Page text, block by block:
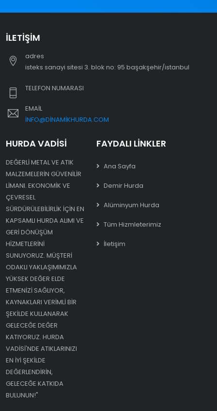
İLETIŞIM
adres
i̇steks sanayi sitesi 3. blok no: 95 başakşehir/i̇stanbul
TELEFON NUMARASI
EMAIL
INFO@DINAMIKHURDA.COM
HURDA VADISI
DEĞERLI METAL VE ATIK
MALZEMELERIN GÜVENILIR
LIMANI. EKONOMIK VE
ÇEVRESEL
SÜRDÜRÜLEBILIRLIK IÇIN EN
KAPSAMLI HURDA ALIMI VE
GERI DÖNÜŞÜM
HIZMETLERINI
SUNUYORUZ. MÜŞTERI
ODAKLI YAKLAŞIMIMIZLA
YÜKSEK DEĞER ELDE
ETMENIZI SAĞLIYOR,
KAYNAKLARI VERIMLI BIR
ŞEKILDE KULLANARAK
GELECEĞE DEĞER
KATIYORUZ. HURDA
VADISI'NDE ATIKLARINIZI
EN IYI ŞEKILDE
DEĞERLENDIRIN,
GELECEĞE KATKIDA
BULUNUN!"
FAYDALI LINKLER
Ana Sayfa
Demir Hurda
Alüminyum Hurda
Tüm Hizmleterimiz
İletişim